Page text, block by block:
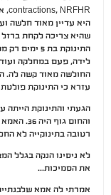
contractions, NRFHR, אפידורל ופיטוצין.
היא עדיין מאוד חלשה
שהיא צריכה לקחת
התינוקת
לידה, פעם במחלקה
החולשה מאוד קשה לה.
עזרא כי התינוקת פולטת
הגעתי והתינוקת הייתה
והחום
רטובה בתינוקייה לא
לא ניסינו הנקה בגלל
את הסמיכות…
אמרתי לה אמא